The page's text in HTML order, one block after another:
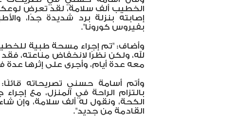
الخطيب ألف سلامة، لقد تعرض
إصابته بنزلة برد شديدة جدًا،
بفيروس كورونا".
وأضاف: "تم إجراء مسحة طبية
لله، ولكن نظرًا لانخفاض مناعته،
معه عدة أيام، وأجرى على إثرها
وأتم أسامة حسني تصريحاته
بالتزام الراحة في المنزل، مع
الكحة، ونقول له ألف سلامة، وإن
القادمة من جديد".